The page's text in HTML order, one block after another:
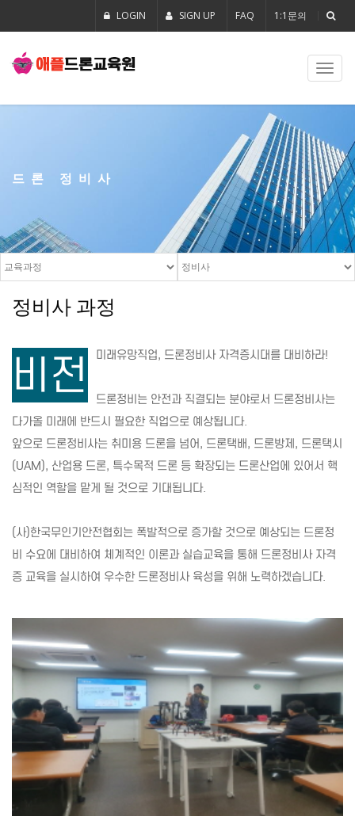
LOGIN SIGN UP FAQ 1:1문의
드론 정비사
정비사 과정
비전 미래유망직업, 드론정비사 자격증시대를 대비하라!
드론정비는 안전과 직결되는 분야로서 드론정비사는
다가올 미래에 반드시 필요한 직업으로 예상됩니다.
앞으로 드론정비사는 취미용 드론을 넘어, 드론택배, 드론방제, 드론택시
(UAM), 산업용 드론, 특수목적 드론 등 확장되는 드론산업에 있어서 핵
심적인 역할을 맡게 될 것으로 기대됩니다.
(사)한국무인기안전협회는 폭발적으로 증가할 것으로 예상되는 드론정
비 수요에 대비하여 체계적인 이론과 실습교육을 통해 드론정비사 자격
증 교육을 실시하여 우수한 드론정비사 육성을 위해 노력하겠습니다.